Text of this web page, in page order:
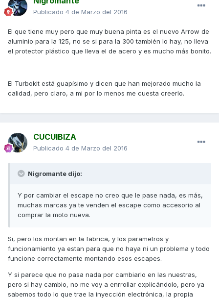
Publicado 4 de Marzo del 2016
El que tiene muy pero que muy buena pinta es el nuevo Arrow de
aluminio para la 125, no se si para la 300 también lo hay, no lleva
el protector plástico que lleva el de acero y es mucho más bonito.
El Turbokit está guapísimo y dicen que han mejorado mucho la
calidad, pero claro, a mi por lo menos me cuesta creerlo.
CUCUIBIZA
Publicado 4 de Marzo del 2016
Nigromante dijo:
Y por cambiar el escape no creo que le pase nada, es más,
muchas marcas ya te venden el escape como accesorio al
comprar la moto nueva.
Si, pero los montan en la fabrica, y los parametros y
funcionamiento ya estan para que no haya ni un problema y todo
funcione correctamente montando esos escapes.
Y si parece que no pasa nada por cambiarlo en las nuestras,
pero si hay cambio, no me voy a enrrollar explicándolo, pero ya
sabemos todo lo que trae la inyección electrónica, la propia